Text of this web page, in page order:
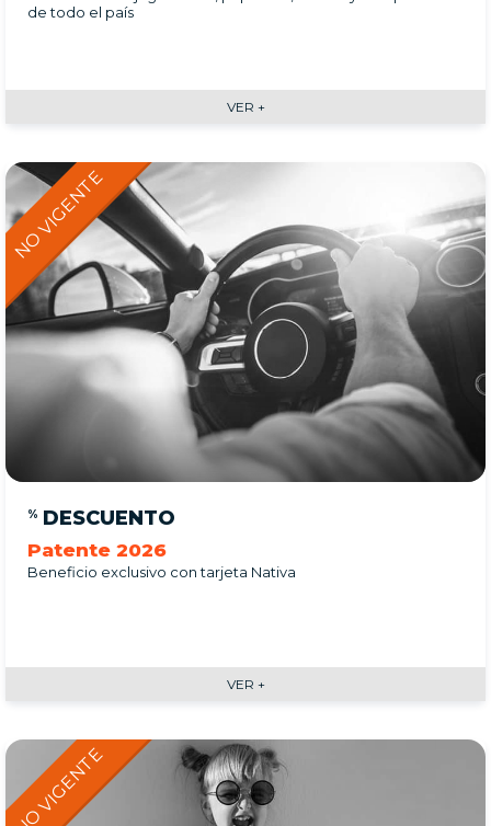
de todo el país
VER +
% DESCUENTO
Patente 2026
Beneficio exclusivo con tarjeta Nativa
VER +